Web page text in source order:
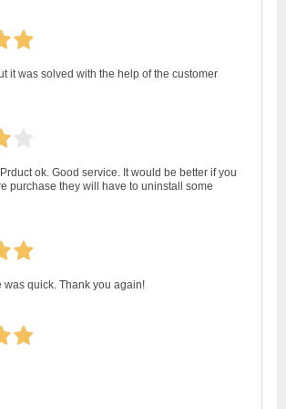
it was solved with the help of the customer
ok. Good service. It would be better if you
purchase they will have to uninstall some
was quick. Thank you again!